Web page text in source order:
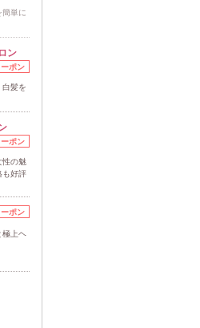
簡単に
ン
ポン
白髪を
ポン
性の魅
も好評
ポン
極上ヘ